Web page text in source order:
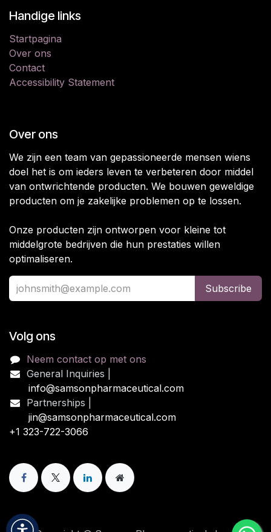
Handige links
Startpagina
Over ons
Contact
Accessibility Statement
Over ons
We zijn een team van gepassioneerde mensen wiens
doel het is om ieders leven te verbeteren door middel
van ontwrichtende producten. We bouwen geweldige
producten om je zakelijke problemen op te lossen.
Onze producten zijn ontworpen voor kleine tot
middelgrote bedrijven die hun prestaties willen
optimaliseren.
Subscribe
Volg ons
Neem contact op met ons
General Inquiries |
info@samsonpharmaceutical.com
Partnerships |
jin@samsonpharmaceutical.com
+1 323-722-3066